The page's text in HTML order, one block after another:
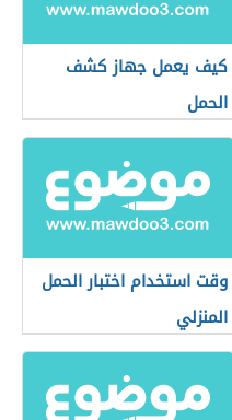
كيف يعمل جهاز كشف
الحمل
وقت استخدام اختبار الحمل
المنزلي